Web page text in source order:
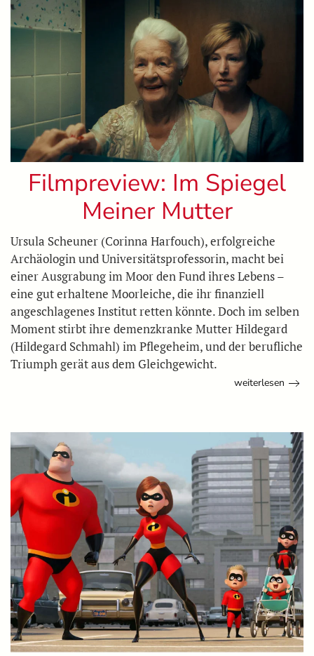
Filmpreview: Im Spiegel
Meiner Mutter
Ursula Scheuner (Corinna Harfouch), erfolgreiche
Archäologin und Universitätsprofessorin, macht bei
einer Ausgrabung im Moor den Fund ihres Lebens –
eine gut erhaltene Moorleiche, die ihr finanziell
angeschlagenes Institut retten könnte. Doch im selben
Moment stirbt ihre demenzkranke Mutter Hildegard
(Hildegard Schmahl) im Pflegeheim, und der berufliche
Triumph gerät aus dem Gleichgewicht.
weiterlesen